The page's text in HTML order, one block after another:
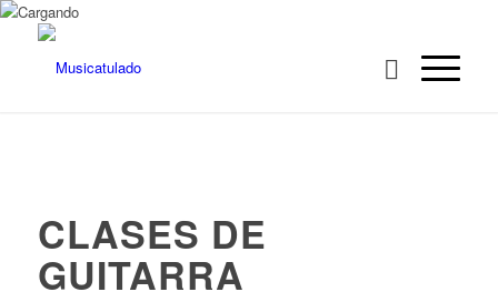
CLASES DE
GUITARRA